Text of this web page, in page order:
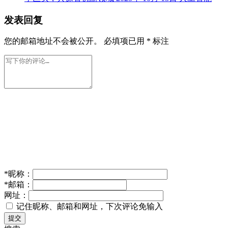
发表回复
您的邮箱地址不会被公开。 必填项已用 * 标注
*昵称：
*邮箱：
网址：
记住昵称、邮箱和网址，下次评论免输入
提交